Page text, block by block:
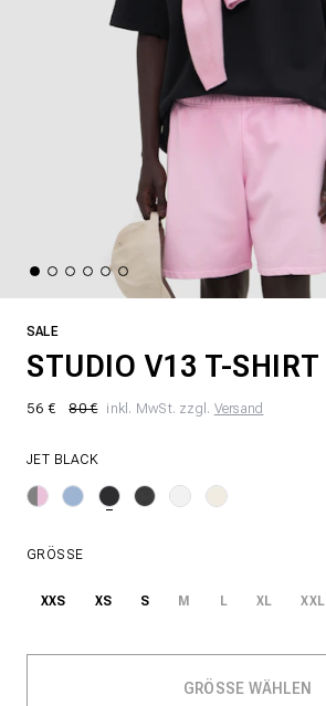
SALE
STUDIO V13 T-SHIRT
56 € 80 € inkl. MwSt. zzgl. Versand
JET BLACK
GRÖSSE
XXS XS S M L XL XXL